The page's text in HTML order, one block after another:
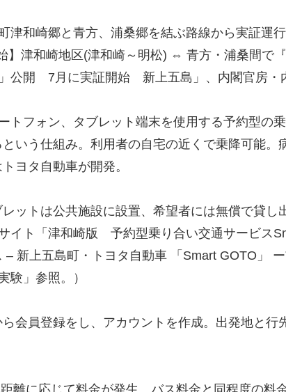
津和崎郷と青方、浦桑郷を結ぶ路線から実証運
】津和崎地区(津和崎～明松) ⇔ 青方・浦桑間で
公開 7月に実証開始 新上五島」、内閣官房
トフォン、タブレット端末を使用する予約型
いう仕組み。利用者の自宅の近くで乗降可能
ヨタ自動車が開発。
ットは公共施設に設置、希望者には無償で貸し
ト「津和崎版 予約型乗り合い交通サービス
– 新上五島町・トヨタ自動車 「Smart GOTO
」参照。）
会員登録をし、アカウントを作成。出発地と